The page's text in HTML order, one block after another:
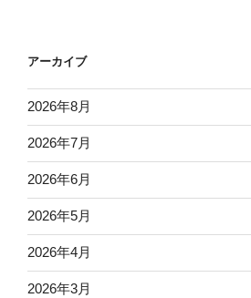
アーカイブ
2026年8月
2026年7月
2026年6月
2026年5月
2026年4月
2026年3月